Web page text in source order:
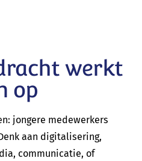
werkt
op
jongere medewerkers
aan digitalisering,
communicatie, of